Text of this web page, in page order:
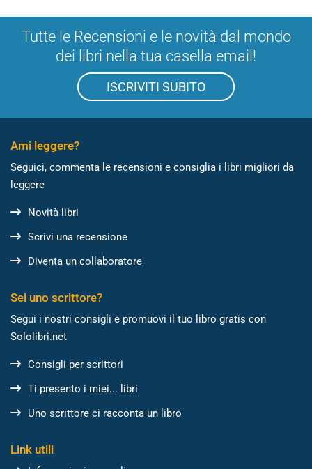
Tutte le Recensioni e le novità dal mondo
dei libri nella tua casella email!
ISCRIVITI SUBITO
Ami leggere?
Seguici, commenta le recensioni e consiglia i libri migliori da
leggere
Novità libri
Scrivi una recensione
Diventa un collaboratore
Sei uno scrittore?
Segui i nostri consigli e promuovi il tuo libro gratis con
Sololibri.net
Consigli per scrittori
Ti presento i miei... libri
Uno scrittore ci racconta un libro
Link utili